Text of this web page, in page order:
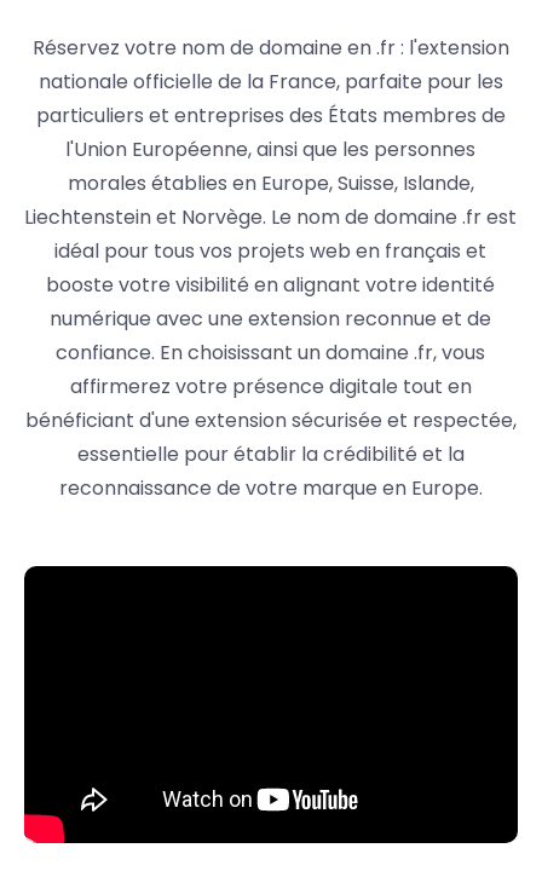
Réservez votre nom de domaine en .fr : l'extension
nationale officielle de la France, parfaite pour les
particuliers et entreprises des États membres de
l'Union Européenne, ainsi que les personnes
morales établies en Europe, Suisse, Islande,
Liechtenstein et Norvège. Le nom de domaine .fr est
idéal pour tous vos projets web en français et
booste votre visibilité en alignant votre identité
numérique avec une extension reconnue et de
confiance. En choisissant un domaine .fr, vous
affirmerez votre présence digitale tout en
bénéficiant d'une extension sécurisée et respectée,
essentielle pour établir la crédibilité et la
reconnaissance de votre marque en Europe.